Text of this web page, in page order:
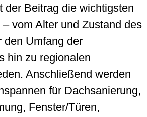
der Beitrag die wichtigsten
vom Alter und Zustand des
den Umfang der
hin zu regionalen
Anschließend werden
für Dachsanierung,
Fenster/Türen,